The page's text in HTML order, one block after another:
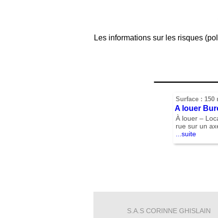
Les informations sur les risques
Surface : 150
A louer
À louer –
rue sur un
...suite
S.A.S CORINNE GHISLAIN